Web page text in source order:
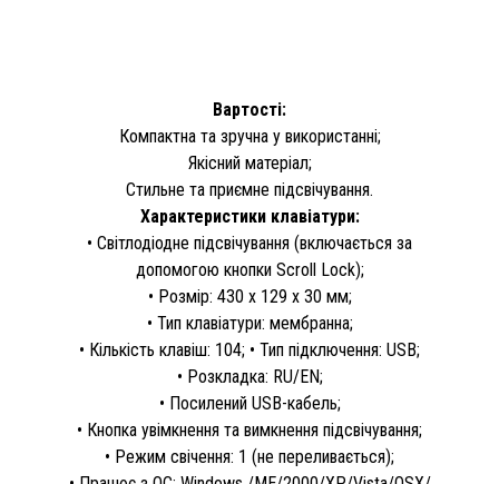
Вартості:
Компактна та зручна у використанні;
Якісний матеріал;
Стильне та приємне підсвічування.
Характеристики клавіатури:
• Світлодіодне підсвічування (включається за
допомогою кнопки Scroll Lock);
• Розмір: 430 x 129 x 30 мм;
• Тип клавіатури: мембранна;
• Кількість клавіш: 104; • Тип підключення: USB;
• Розкладка: RU/EN;
• Посилений USB-кабель;
• Кнопка увімкнення та вимкнення підсвічування;
• Режим свічення: 1 (не переливається);